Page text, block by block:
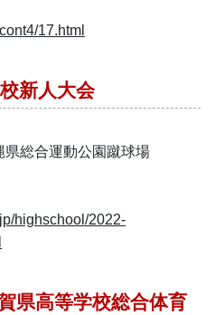
17.html
新人大会
総合運動公園蹴球場
highschool/2022-
県高等学校総合体育